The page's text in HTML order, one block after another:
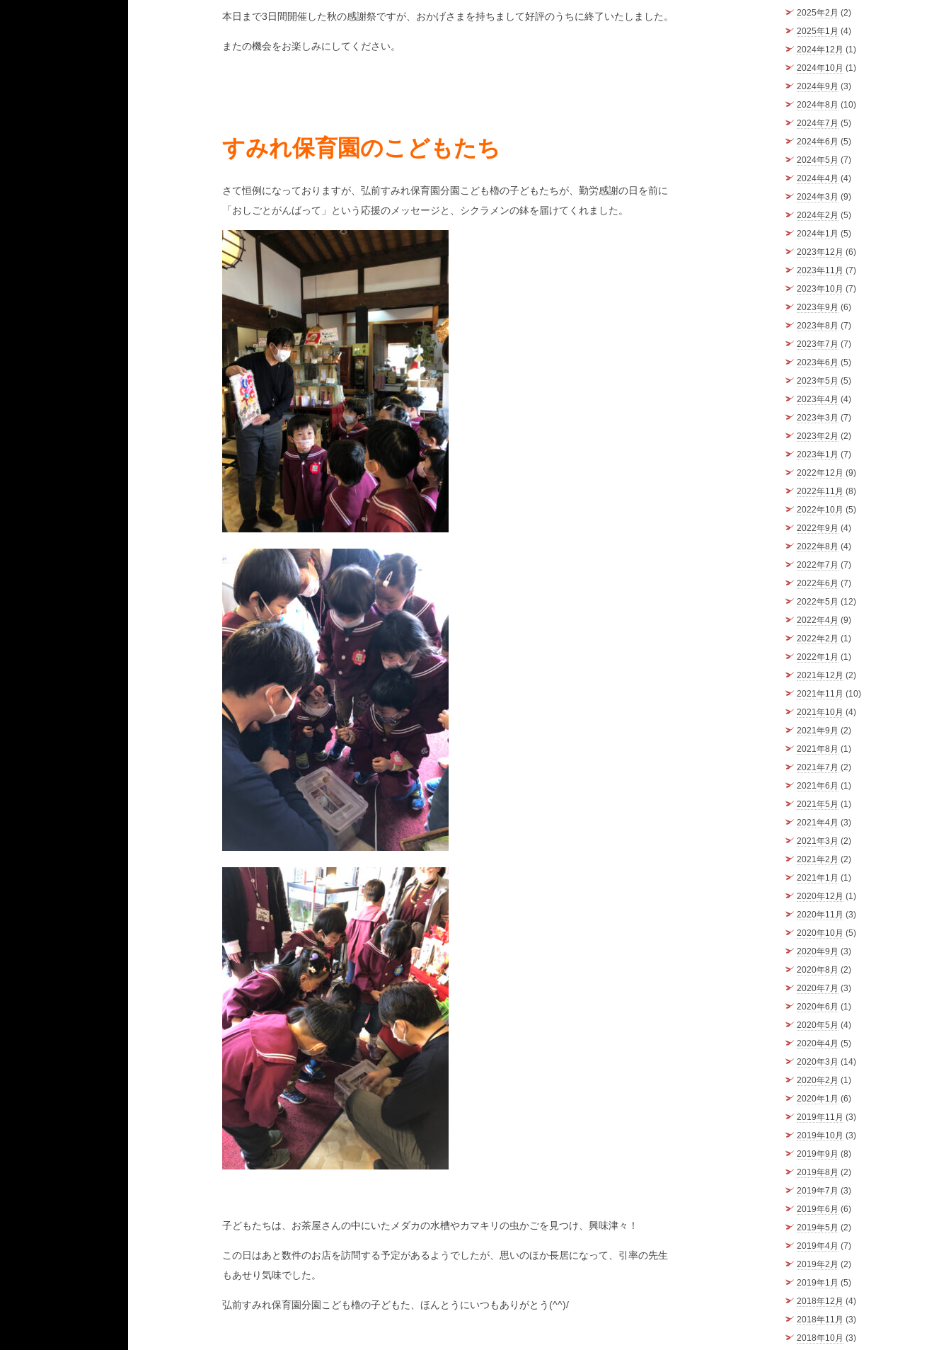
本日まで3日間開催した秋の感謝祭ですが、おかげさまを持ちまして好評のうちに終了いたしました。
またの機会をお楽しみにしてください。
すみれ保育園のこどもたち
さて恒例になっておりますが、弘前すみれ保育園分園こども櫓の子どもたちが、勤労感謝の日を前に
「おしごとがんばって」という応援のメッセージと、シクラメンの鉢を届けてくれました。
子どもたちは、お茶屋さんの中にいたメダカの水槽やカマキリの虫かごを見つけ、興味津々！
この日はあと数件のお店を訪問する予定があるようでしたが、思いのほか長居になって、引率の先生
もあせり気味でした。
弘前すみれ保育園分園こども櫓の子どもた、ほんとうにいつもありがとう(^^)/
2025年2月 (2)
2025年1月 (4)
2024年12月 (1)
2024年10月 (1)
2024年9月 (3)
2024年8月 (10)
2024年7月 (5)
2024年6月 (5)
2024年5月 (7)
2024年4月 (4)
2024年3月 (9)
2024年2月 (5)
2024年1月 (5)
2023年12月 (6)
2023年11月 (7)
2023年10月 (7)
2023年9月 (6)
2023年8月 (7)
2023年7月 (7)
2023年6月 (5)
2023年5月 (5)
2023年4月 (4)
2023年3月 (7)
2023年2月 (2)
2023年1月 (7)
2022年12月 (9)
2022年11月 (8)
2022年10月 (5)
2022年9月 (4)
2022年8月 (4)
2022年7月 (7)
2022年6月 (7)
2022年5月 (12)
2022年4月 (9)
2022年2月 (1)
2022年1月 (1)
2021年12月 (2)
2021年11月 (10)
2021年10月 (4)
2021年9月 (2)
2021年8月 (1)
2021年7月 (2)
2021年6月 (1)
2021年5月 (1)
2021年4月 (3)
2021年3月 (2)
2021年2月 (2)
2021年1月 (1)
2020年12月 (1)
2020年11月 (3)
2020年10月 (5)
2020年9月 (3)
2020年8月 (2)
2020年7月 (3)
2020年6月 (1)
2020年5月 (4)
2020年4月 (5)
2020年3月 (14)
2020年2月 (1)
2020年1月 (6)
2019年11月 (3)
2019年10月 (3)
2019年9月 (8)
2019年8月 (2)
2019年7月 (3)
2019年6月 (6)
2019年5月 (2)
2019年4月 (7)
2019年2月 (2)
2019年1月 (5)
2018年12月 (4)
2018年11月 (3)
2018年10月 (3)